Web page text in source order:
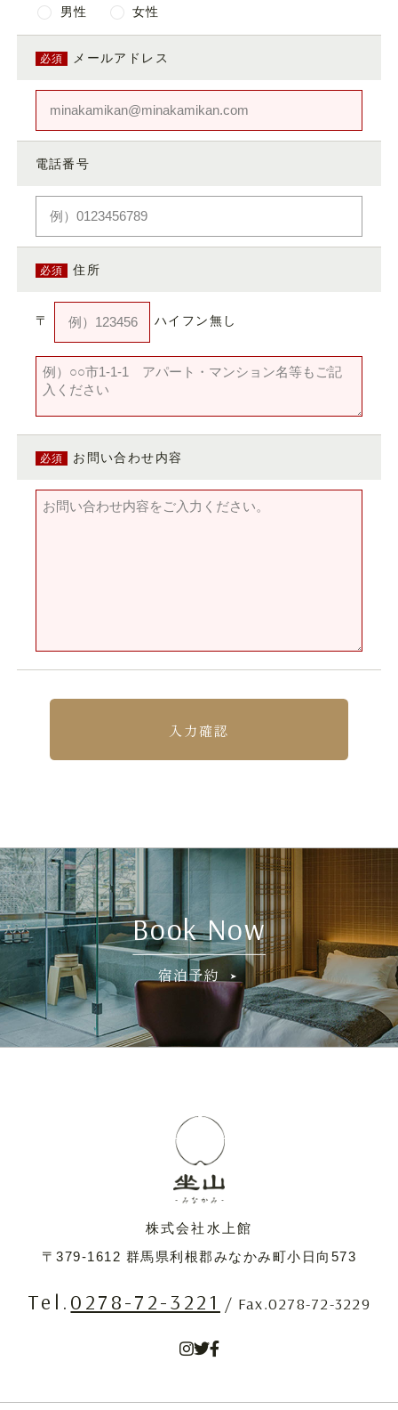
男性 女性
必須 メールアドレス
電話番号
必須 住所
〒 ハイフン無し
必須 お問い合わせ内容
入力確認
Book Now
宿泊予約
株式会社水上館
〒379-1612 群馬県利根郡みなかみ町小日向573
Tel. 0278-72-3221 / Fax.0278-72-3229
- Best Rate
Book Now
ご宿泊予約
チェックイン日
2026/08/08
宿泊数
1
人数/1室 部屋数
空室検索
Tel.0278-72-3221
宿泊予約プラン一覧